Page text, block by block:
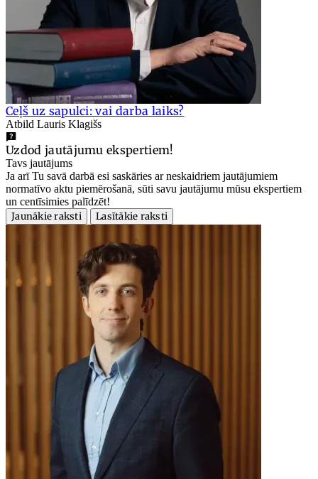
Ceļš uz sapulci: vai darba laiks?
Atbild Lauris Klagišs
Uzdod jautājumu ekspertiem!
Tavs jautājums
Ja arī Tu savā darbā esi saskāries ar neskaidriem jautājumiem
normatīvo aktu piemērošanā, sūti savu jautājumu mūsu ekspertiem
un centīsimies palīdzēt!
Jaunākie raksti
Lasītākie raksti